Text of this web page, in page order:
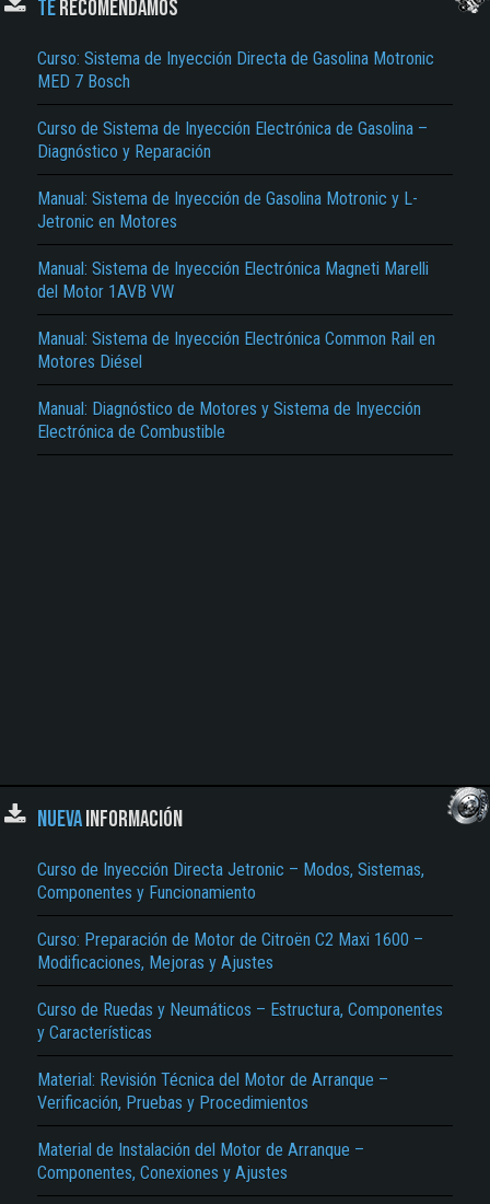
TE RECOMENDAMOS
Curso: Sistema de Inyección Directa de Gasolina Motronic
MED 7 Bosch
Curso de Sistema de Inyección Electrónica de Gasolina –
Diagnóstico y Reparación
Manual: Sistema de Inyección de Gasolina Motronic y L-
Jetronic en Motores
Manual: Sistema de Inyección Electrónica Magneti Marelli
del Motor 1AVB VW
Manual: Sistema de Inyección Electrónica Common Rail en
Motores Diésel
Manual: Diagnóstico de Motores y Sistema de Inyección
Electrónica de Combustible
NUEVAINFORMACIÓN
Curso de Inyección Directa Jetronic – Modos, Sistemas,
Componentes y Funcionamiento
Curso: Preparación de Motor de Citroën C2 Maxi 1600 –
Modificaciones, Mejoras y Ajustes
Curso de Ruedas y Neumáticos – Estructura, Componentes
y Características
Material: Revisión Técnica del Motor de Arranque –
Verificación, Pruebas y Procedimientos
Material de Instalación del Motor de Arranque –
Componentes, Conexiones y Ajustes
El Título es incorrecto según el contenido.
Texto o Imagen de portada son erróneos.
Reportar otro tipo de error...